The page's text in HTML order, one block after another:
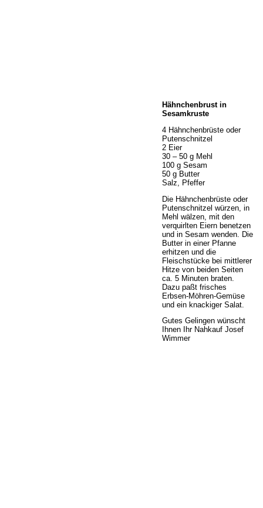
Hähnchenbrust in
Sesamkruste
4 Hähnchenbrüste oder
Putenschnitzel
2 Eier
30 – 50 g Mehl
100 g Sesam
50 g Butter
Salz, Pfeffer
Die Hähnchenbrüste oder
Putenschnitzel würzen, in
Mehl wälzen, mit den
verquirlten Eiern benetzen
und in Sesam wenden. Die
Butter in einer Pfanne
erhitzen und die
Fleischstücke bei mittlerer
Hitze von beiden Seiten
ca. 5 Minuten braten.
Dazu paßt frisches
Erbsen-Möhren-Gemüse
und ein knackiger Salat.
Gutes Gelingen wünscht
Ihnen Ihr Nahkauf Josef
Wimmer